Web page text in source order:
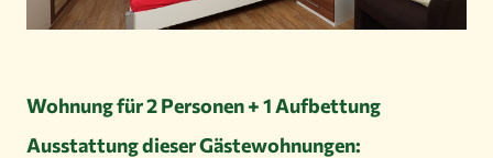
Wohnung für 2 Personen + 1 Aufbettung
Ausstattung dieser Gästewohnungen: